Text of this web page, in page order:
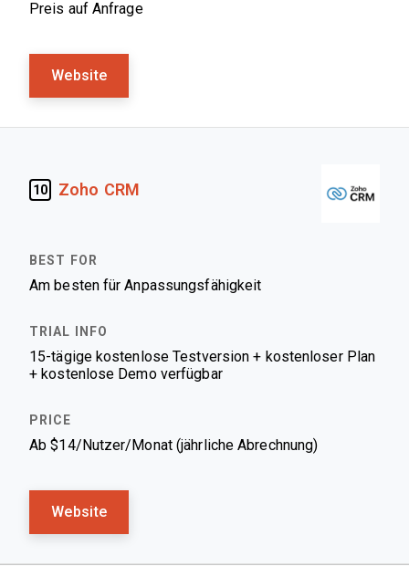
Preis auf Anfrage
Website
10 Zoho CRM
Am besten für Anpassungsfähigkeit
15-tägige kostenlose Testversion + kostenloser Plan
+ kostenlose Demo verfügbar
Ab $14/Nutzer/Monat (jährliche Abrechnung)
Website